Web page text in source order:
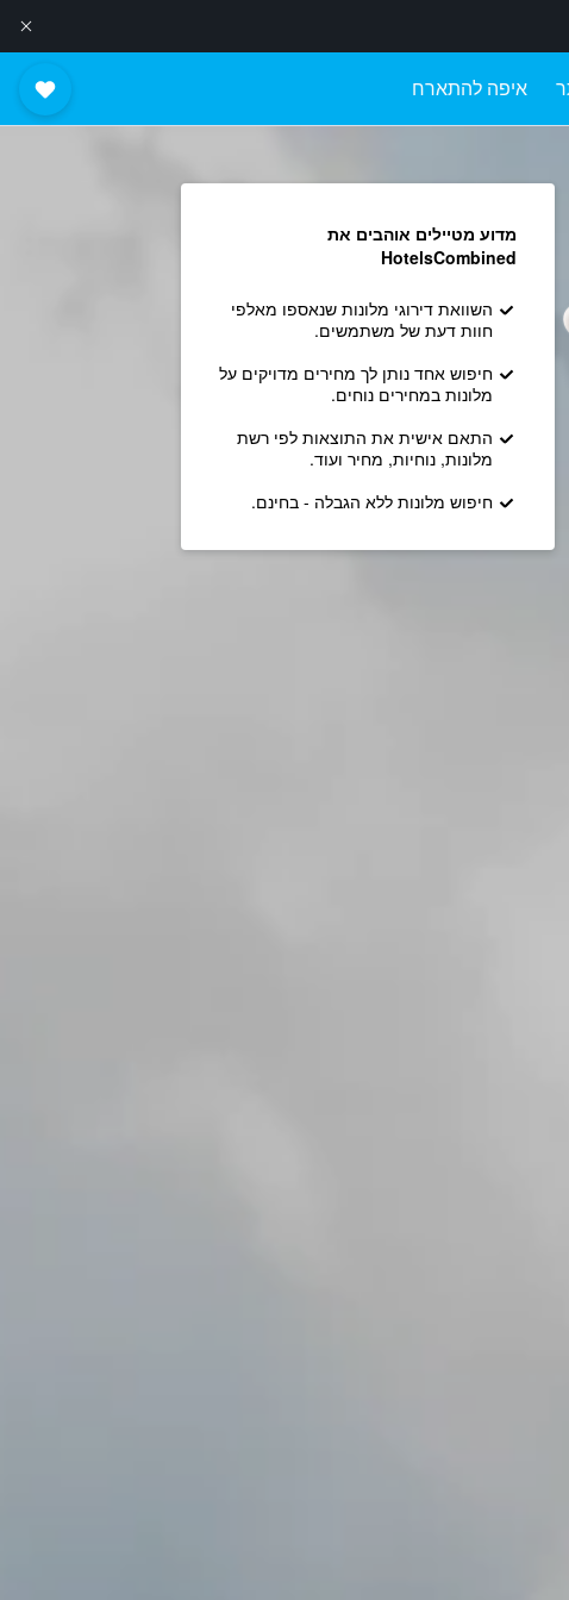
איפה להתארח
מדוע מטיילים אוהבים את
HotelsCombined
השוואת דירוגי מלונות שנאספו מאלפי
חוות דעת של משתמשים.
חיפוש אחד נותן לך מחירים מדויקים על
מלונות במחירים נוחים.
התאם אישית את התוצאות לפי רשת
מלונות, נוחיות, מחיר ועוד.
חיפוש מלונות ללא הגבלה - בחינם.